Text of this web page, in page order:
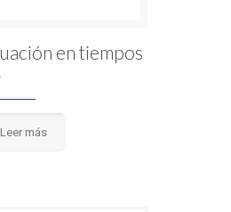
en tiempos
Leer más